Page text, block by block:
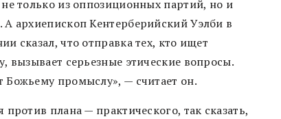
только из оппозиционных партий, но и
архиепископ Кентерберийский Уэлби в
сказал, что отправка тех, кто ищет
вызывает серьезные этические вопросы.
Божьему промыслу», — считает он.
плана — практического, так сказать,